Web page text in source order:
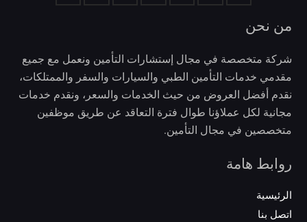
من نحن
شركة متخصصة في مجال إستشارات التأمين ونعمل مع جميع
مقدمي خدمات التأمين الطبي والسيارات والسفر والممتلكات،
نقدم أفضل العروض من حيث الخدمات والسعر، ونقدم خدمات
مجانية لكل عملاؤنا طوال فترة التعاقد عن طريق موظفين
متخصصين في مجال التأمين.
روابط هامة
الرئيسية
اتصل بنا